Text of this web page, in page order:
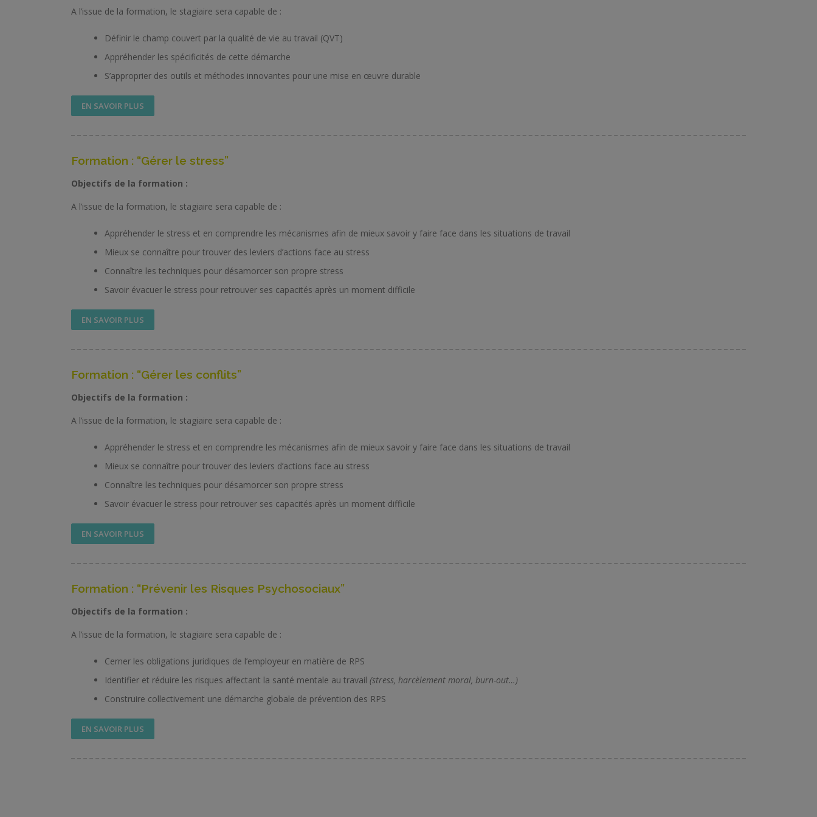
A l’issue de la formation, le stagiaire sera capable de :
Définir le champ couvert par la qualité de vie au travail (QVT)
Appréhender les spécificités de cette démarche
S’approprier des outils et méthodes innovantes pour une mise en œuvre durable
EN SAVOIR PLUS
Formation : “Gérer le stress”
Objectifs de la formation :
A l’issue de la formation, le stagiaire sera capable de :
Appréhender le stress et en comprendre les mécanismes afin de mieux savoir y faire face dans les situations de travail
Mieux se connaître pour trouver des leviers d’actions face au stress
Connaître les techniques pour désamorcer son propre stress
Savoir évacuer le stress pour retrouver ses capacités après un moment difficile
EN SAVOIR PLUS
Formation : “Gérer les conflits”
Objectifs de la formation :
A l’issue de la formation, le stagiaire sera capable de :
Appréhender le stress et en comprendre les mécanismes afin de mieux savoir y faire face dans les situations de travail
Mieux se connaître pour trouver des leviers d’actions face au stress
Connaître les techniques pour désamorcer son propre stress
Savoir évacuer le stress pour retrouver ses capacités après un moment difficile
EN SAVOIR PLUS
Formation : “Prévenir les Risques Psychosociaux”
Objectifs de la formation :
A l’issue de la formation, le stagiaire sera capable de :
Cerner les obligations juridiques de l’employeur en matière de RPS
Identifier et réduire les risques affectant la santé mentale au travail (stress, harcèlement moral, burn-out…)
Construire collectivement une démarche globale de prévention des RPS
EN SAVOIR PLUS